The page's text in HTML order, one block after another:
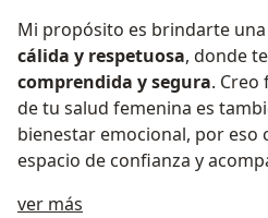
Mi propósito es brindarte
cálida y respetuosa, donde
comprendida y segura.
de tu salud femenina es
bienestar emocional, por eso
espacio de confianza y
ver más